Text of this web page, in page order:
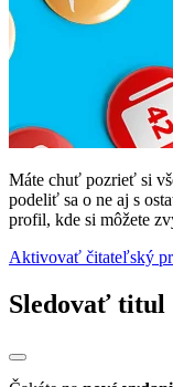
Máte chuť pozrieť si
podeliť sa o ne aj s
profil, kde si môžete
Aktivovať čitateľský
Sledovať titul